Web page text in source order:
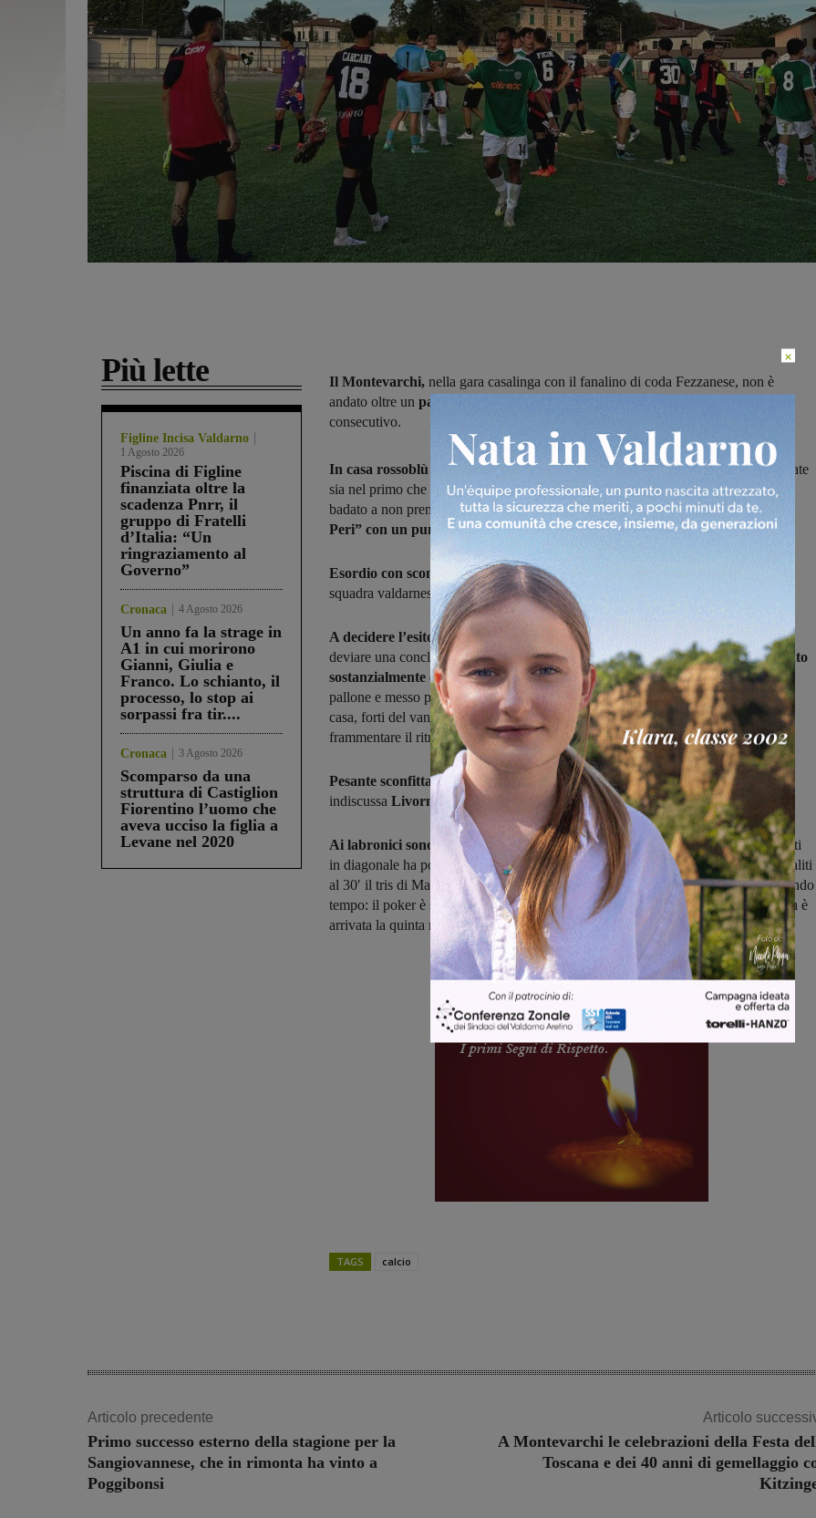
Più lette
Figline Incisa Valdarno
1 Agosto 2026
Piscina di Figline
finanziata oltre la
scadenza Pnrr, il
gruppo di Fratelli
d’Italia: “Un
ringraziamento al
Governo”
Cronaca 4 Agosto 2026
Un anno fa la strage in
A1 in cui morirono
Gianni, Giulia e
Franco. Lo schianto, il
processo, lo stop ai
sorpassi fra tir....
Cronaca 3 Agosto 2026
Scomparso da una
struttura di Castiglion
Fiorentino l’uomo che
aveva ucciso la figlia a
Levane nel 2020
Il Montevarchi, nella gara casalinga con il fanalino di coda Fezzanese, non è
andato oltre un pareggio a reti bianche,
consecutivo.
In casa rossoblù c’è tanto amaro in boccaper le occasioni avute e non finalizzate
sia nel primo che nel secondo tempo, contro un avversario che più che altro ha
badato a non prenderla e che può esseresoddisfatto di essere uscito dal “Brilli
Peri” con un punto.
Esordio con sconfitta sulla panchina del Figline per Marco Brachi,
squadra valdarnese che torna dalla trasferta di Seravezza battuta 1-0.
A decidere l’esito una zampata di Mostisul finale della prima frazione, bravo a
deviare una conclusione da fuori area alle spalle di Pagnini.Il primo tempo è stato
sostanzialmente equilibrato, con il Seravezza che ha gestito maggiormente il
pallone e messo pressione alla retroguardia del Figline;nelle ripresai padroni di
casa, forti del vantaggio, hanno gestito bene il parziale e l’orologio, cercando di
frammentare il ritmo dei gialloblù per poi fare festa ala fine.
Pesante sconfitta invece per il Terranova Traiana, 5-0 in casa della capolista
indiscussa Livorno.
Ai labronici sono bastati 30 minuti per chiudere la partita:al 9′ infatti Rossetti
in diagonale ha portato in vantaggio le propria squadra, al 15′ il raddoppio di Risaliti
al 30′ il tris di Malva che di fattoha chiuso la contesa.
Le altre due reti nel secondo
tempo: il poker è stato siglato al 5′ da Parenti mentre proprio sulla finire del match è
arrivata la quinta rete, con Dionisi che ha reso più netta la vittoria.
TAGS calcio
Articolo precedente
Primo successo esterno della stagione per la
Sangiovannese, che in rimonta ha vinto a
Poggibonsi
Articolo
A Montevarchi le celebrazioni della Festa
Toscana e dei 40 anni di gemellaggio
×